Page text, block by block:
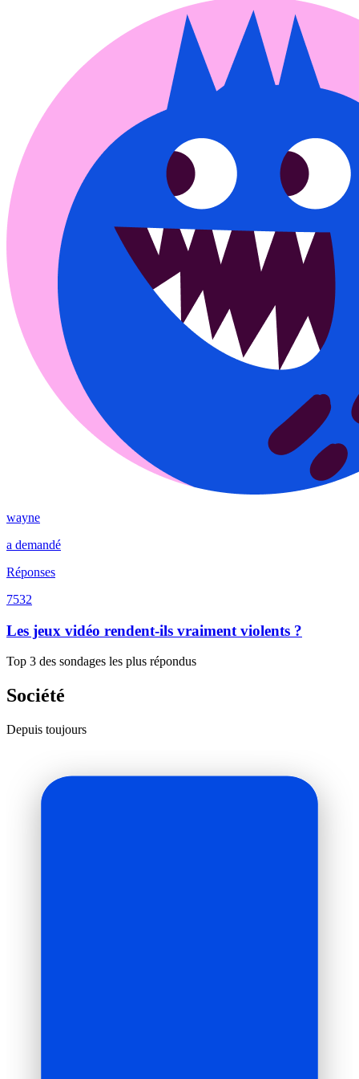
wayne
a demandé
Réponses
7532
Les jeux vidéo rendent-ils vraiment violents ?
Top 3 des sondages les plus répondus
Société
Depuis toujours